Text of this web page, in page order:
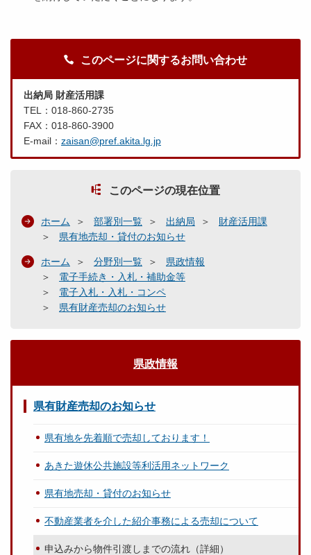
このページに関するお問い合わせ
出納局 財産活用課
TEL：018-860-2735
FAX：018-860-3900
E-mail： zaisan@pref.akita.lg.jp
このページの現在位置
ホーム 部署別一覧 出納局
財産活用課
県有地売却・貸付のお知らせ
ホーム 分野別一覧
県政情報
電子手続き・入札・補助金等
電子入札・入札・コンペ
県有財産売却のお知らせ
県政情報
県有財産売却のお知らせ
県有地を先着順で売却しております！
あきた遊休公共施設等利活用ネットワーク
県有地売却・貸付のお知らせ
不動産業者を介した紹介事務による売却について
申込みから物件引渡しまでの流れ（詳細）